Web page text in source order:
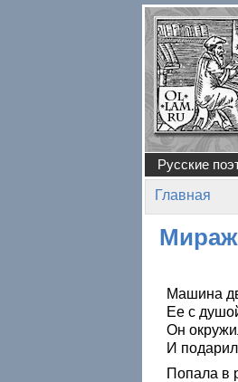
Перейти к основному содержанию
Русские
Вы
Главная
Машина
Ее с
Он
И
Попала в